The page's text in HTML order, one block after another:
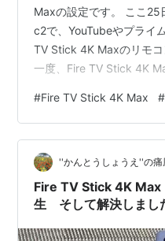
Maxの設定です。 ここ
c2で、YouTubeやプライ
TV Stick 4K Maxのリモコ
一度、Fire TV Stick 4K
操作に慣れて来た頃だと
テレビ cg43-c2のリモコ
のリモコンの操作が懐か
は、こっちの方が馴染み
#Fire TV Stick 4K Max #
''かんとうしょうえ''の痛
Fire TV Stick 4K
生 そして解決しまし